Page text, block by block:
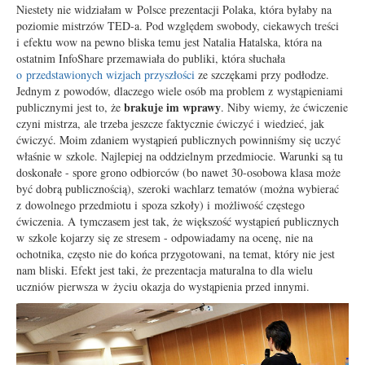
Niestety nie widziałam w Polsce prezentacji Polaka, która byłaby na
poziomie mistrzów TED-a. Pod względem swobody, ciekawych treści
i efektu wow na pewno bliska temu jest Natalia Hatalska, która na
ostatnim InfoShare przemawiała do publiki, która słuchała
o przedstawionych wizjach przyszłości ze szczękami przy podłodze.
Jednym z powodów, dlaczego wiele osób ma problem z wystąpieniami
publicznymi jest to, że brakuje im wprawy. Niby wiemy, że ćwiczenie
czyni mistrza, ale trzeba jeszcze faktycznie ćwiczyć i wiedzieć, jak
ćwiczyć. Moim zdaniem wystąpień publicznych powinniśmy się uczyć
właśnie w szkole. Najlepiej na oddzielnym przedmiocie. Warunki są tu
doskonałe - spore grono odbiorców (bo nawet 30-osobowa klasa może
być dobrą publicznością), szeroki wachlarz tematów (można wybierać
z dowolnego przedmiotu i spoza szkoły) i możliwość częstego
ćwiczenia. A tymczasem jest tak, że większość wystąpień publicznych
w szkole kojarzy się ze stresem - odpowiadamy na ocenę, nie na
ochotnika, często nie do końca przygotowani, na temat, który nie jest
nam bliski. Efekt jest taki, że prezentacja maturalna to dla wielu
uczniów pierwsza w życiu okazja do wystąpienia przed innymi.